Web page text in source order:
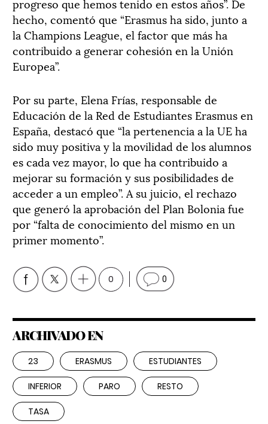
hecho, comentó que “Erasmus ha sido, junto a
la Champions League, el factor que más ha
contribuido a generar cohesión en la Unión
Europea”.
Por su parte, Elena Frías, responsable de
Educación de la Red de Estudiantes Erasmus en
España, destacó que “la pertenencia a la UE ha
sido muy positiva y la movilidad de los alumnos
es cada vez mayor, lo que ha contribuido a
mejorar su formación y sus posibilidades de
acceder a un empleo”. A su juicio, el rechazo
que generó la aprobación del Plan Bolonia fue
por “falta de conocimiento del mismo en un
primer momento”.
0 0
ARCHIVADO EN
23 ERASMUS ESTUDIANTES
INFERIOR PARO RESTO
TASA